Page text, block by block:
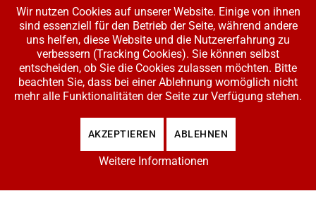
KUNDENINFORMATIONEN
WIDERRUFSRECHT
DATENSCHUTZERKLÄRUNG
ZAHLUNG UND VERSAND
BESTELLUNGEN
ADRESSE BEARBEITEN
IHR KONTO
LOGIN
REGISTRIEREN
Copyright © 2026 Modellbahnladen Klee GbR. Alle Rechte vorbehalten. Design:
Wir nutzen Cookies auf unserer Website. Einige von ihnen
sind essenziell für den Betrieb der Seite, während andere
uns helfen, diese Website und die Nutzererfahrung zu
verbessern (Tracking Cookies). Sie können selbst
entscheiden, ob Sie die Cookies zulassen möchten. Bitte
beachten Sie, dass bei einer Ablehnung womöglich nicht
mehr alle Funktionalitäten der Seite zur Verfügung stehen.
AKZEPTIEREN ABLEHNEN
Weitere Informationen